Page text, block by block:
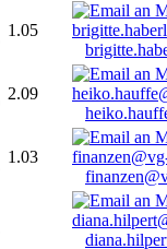
1.05
2.09
1.03